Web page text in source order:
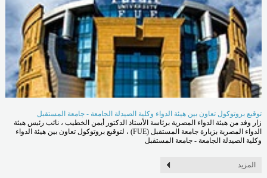
توقيع بروتوكول تعاون بين هيئة الدواء وكلية الصيدلة الجامعة - جامعة المستقبل
زار وفد من هيئة الدواء المصرية برئاسة الأستاذ الدكتور أيمن الخطيب ، نائب رئيس هيئة
الدواء المصرية بزيارة جامعة المستقبل (FUE) ، لتوقيع بروتوكول تعاون بين هيئة الدواء
وكلية الصيدلة الجامعة - جامعة المستقبل
المزيد